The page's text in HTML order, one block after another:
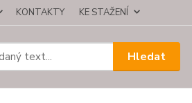
KONTAKTY KE STAŽENÍ
Hledat